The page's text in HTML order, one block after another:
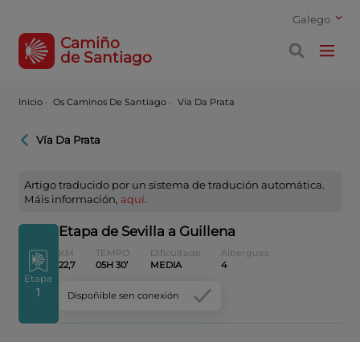
Galego
Camiño
de Santiago
Inicio · Os Caminos De Santiago · Via Da Prata
Vía Da Prata
Artigo traducido por un sistema de tradución automática.
Máis información, aquí.
Etapa
1
Etapa de Sevilla a Guillena
KM
22,7
TEMPO
05H 30’
Dificultade
MEDIA
Albergues
4
Dispoñible sen conexión